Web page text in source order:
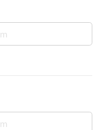
識別できない場合で
ることで、結果的に
も個人情報に含ま
いて
的達成の範囲を超
することはありま